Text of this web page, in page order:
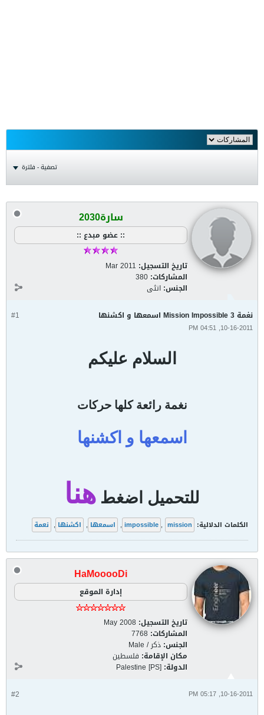
تصفية - فلترة
سارة2030
:: عضو مبدع ::
تاريخ التسجيل: Mar 2011
المشاركات: 380
الجنس: انثى
#1 نغمة Mission Impossible 3 اسمعها و اكشنها
10-16-2011, 04:51 PM
السلام عليكم
نغمة رائعة كلها حركات
اسمعها و اكشنها
للتحميل اضغط هنا
الكلمات الدلالية: impossible , mission
, اسمعها , اكشنها , نعمة
HaMooooDi
إدارة الموقع
تاريخ التسجيل: May 2008
المشاركات: 7768
الجنس: ذكر / Male
مكان الإقامة: فلسطين
الدولة: Palestine [PS]
#2 10-16-2011, 05:17 PM